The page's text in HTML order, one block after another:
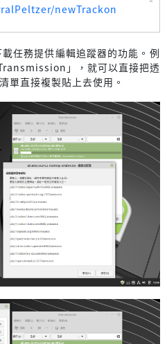
newTrackon
任務提供編輯追蹤器的功能。例
」，就可以直接把透
單直接複製貼上去使用。